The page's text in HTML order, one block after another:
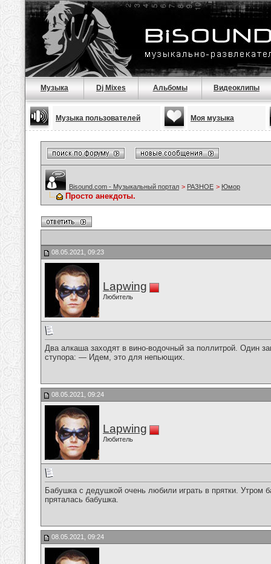
Музыка Dj Mixes Альбомы Видеоклипы
Музыка пользователей Моя музыка
Bisound.com - Музыкальный портал > РАЗНОЕ > Юмор
Просто анекдоты.
08.05.2021, 09:23
Lapwing
Любитель
Два алкаша заходят в вино-водочный за поллитрой. Один
ступора: — Идем, это для непьющих.
08.05.2021, 09:24
Lapwing
Любитель
Бабушка с дедушкой очень любили играть в прятки. Утром
пряталась бабушка.
08.05.2021, 09:24